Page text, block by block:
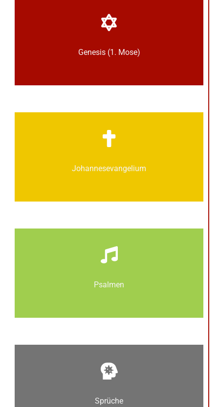
Genesis (1. Mose)
Johannes­­evangelium
Psalmen
Sprüche